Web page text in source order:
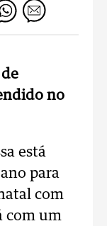
no
está
para
com
com um